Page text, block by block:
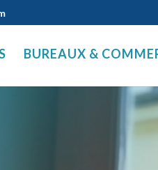
BUREAUX &